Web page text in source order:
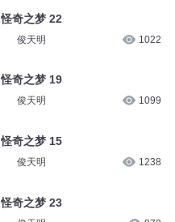
怪奇之梦 22
俊天明 1022
怪奇之梦 19
俊天明 1099
怪奇之梦 15
俊天明 1238
怪奇之梦 23